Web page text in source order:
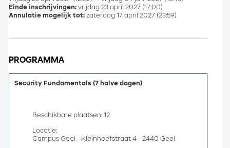
Einde inschrijvingen: vrijdag 23 april 2027 (17:00)
Annulatie mogelijk tot: zaterdag 17 april 2027 (23:59)
PROGRAMMA
Security Fundamentals (7 halve dagen)
Beschikbare plaatsen: 12
Locatie:
Campus Geel - Kleinhoefstraat 4 - 2440 Geel